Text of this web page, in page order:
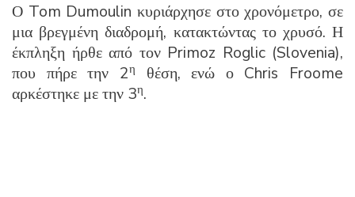
Ο Tom Dumoulin κυριάρχησε στο χρονόμετρο, σε
μια βρεγμένη διαδρομή, κατακτώντας το χρυσό. Η
έκπληξη ήρθε από τον Primoz Roglic (Slovenia),
που πήρε την 2η
θέση, ενώ ο Chris Froome
αρκέστηκε με την 3η.